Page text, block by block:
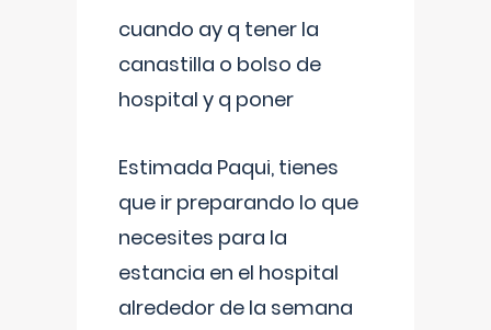
cuando ay q tener la
canastilla o bolso de
hospital y q poner
Estimada Paqui, tienes
que ir preparando lo que
necesites para la
estancia en el hospital
alrededor de la semana